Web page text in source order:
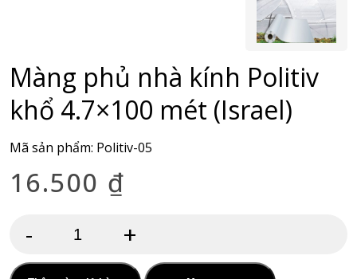
Màng phủ nhà kính Politiv
khổ 4.7×100 mét (Israel)
Mã sản phẩm: Politiv-05
16.500 ₫
- Màng
phủ
+